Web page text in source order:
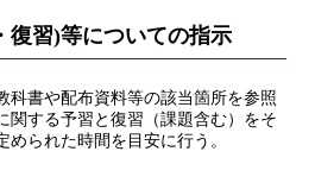
復習)等についての指示
科書や配布資料等の該当箇所を参照
関する予習と復習（課題含む）をそ
られた時間を目安に行う。